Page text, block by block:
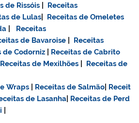
de Rissóis
Receitas
de Lulas
Receitas de Omeletes
Receitas
de Bavaroise
Receitas
de Codorniz
Receitas de Cabrito
Receitas de Mexilhões
Receitas de
Wraps Receitas de Salmão Receit
de Lasanha Receitas de Perd